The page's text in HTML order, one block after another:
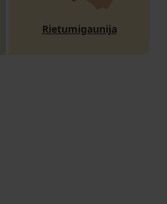
Rietumigaunija